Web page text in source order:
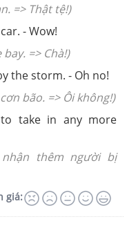
=> Thật tệ!)
- Wow!
=> Chà!)
the storm. - Oh no!
bão. => Ôikhông!)
to take in any more
thêm người bị
giá: